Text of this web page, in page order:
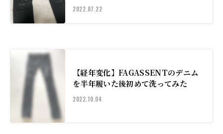
2022.07.22
【経年変化】FAGASSENTのデニム
を半年履いた後初めて洗ってみた
2022.10.04